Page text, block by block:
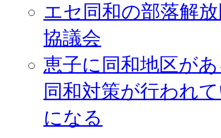
エセ同和の部落解
協議会
恵子に同和地区が
同和対策が行われ
になる